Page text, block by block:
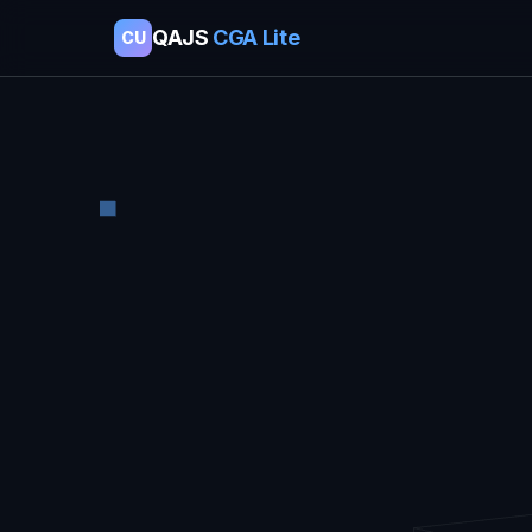
CU QAJS CGA Lite